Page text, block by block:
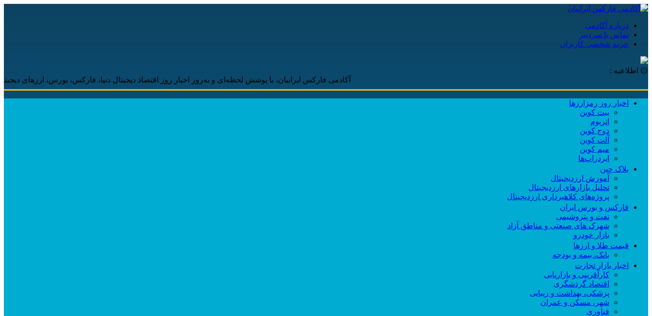
درباره آکادمی
تماس با سردبیر
حریم شخصی کاربران
۞ اطلاعیه :
آکادمی فارکس ایرانیان، با پوشش لحظه‌ای و به‌روز اخبار روز اقتصاد دیجیتال دنیا، فارکس، بورس، ارزهای دیجیتال همراه شما
اخبار روز رمزارزها
بیت کوین
اتریوم
دوج کوین
آلت کوین
میم کوین‌
ایردراپ‌ها
بلاک چین
آموزش ارزدیجیتال
تحلیل بازارهای ارزدیجیتال
پروژه‌های کلاهبرداری ارزدیجیتال
فارکس و بورس ایران
نفت و پتروشیمی
شهرک های صنعتی و مناطق آزاد
بازار خودرو
قیمت طلا و ارزها
بانک، بیمه و بودجه
اخبار بازار تجارت
کارآفرینی و بازاریابی
اقتصاد گردشگری
پزشکی، بهداشت و زیبایی
شهر، مسکن و عمران
فناوری